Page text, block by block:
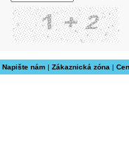
Napište nám| Zákaznická zóna |